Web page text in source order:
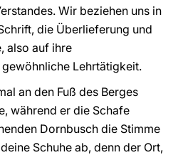
Wir beziehen uns in
die Überlieferung und
also auf ihre
Lehrtätigkeit.
an den Fuß des Berges
während er die Schafe
Dornbusch die Stimme
Schuhe ab, denn der Ort,